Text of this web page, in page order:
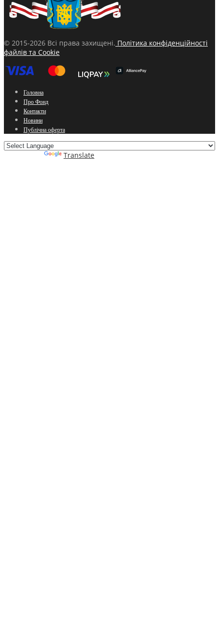
© 2015-2026 Всі права захищені. Політика конфіденційності
файлів та Cookie
Головна
Про Фонд
Контакти
Новини
Публічна оферта
Translate